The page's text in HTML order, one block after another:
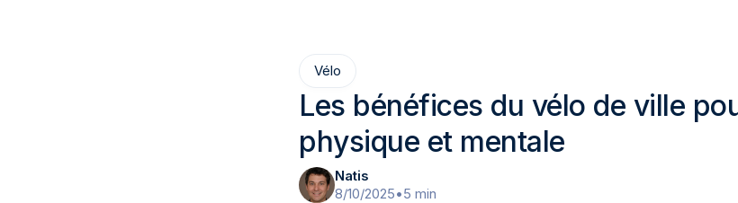
Vélo
Les bénéfices du vélo de ville
physique et mentale
Natis
8/10/2025•5 min